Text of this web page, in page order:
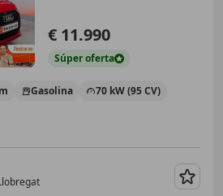
€ 11.990
Súperoferta
Gasolina 70 kW (95 CV)